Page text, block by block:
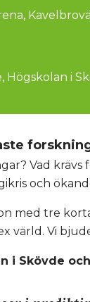
Högskolan i
Vad
och
med tre
värld. Vi
i Skövde